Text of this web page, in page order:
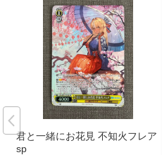
君と一緒にお花見 不知火フレア
sp